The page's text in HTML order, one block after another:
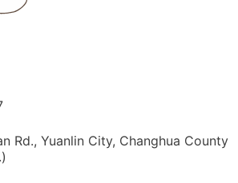
Rd., Yuanlin City, Changhua County